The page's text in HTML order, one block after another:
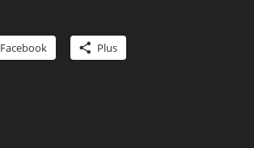
Facebook Plus